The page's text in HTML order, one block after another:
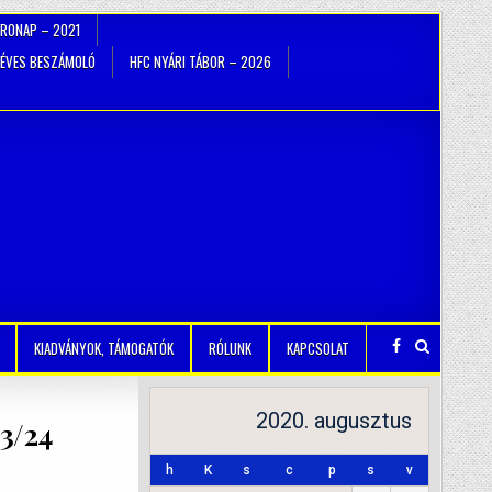
– 2021
ÉVES BESZÁMOLÓ
HFC NYÁRI TÁBOR – 2026
KIADVÁNYOK, TÁMOGATÓK RÓLUNK KAPCSOLAT
24 2020. augusztus
h K s c p s v